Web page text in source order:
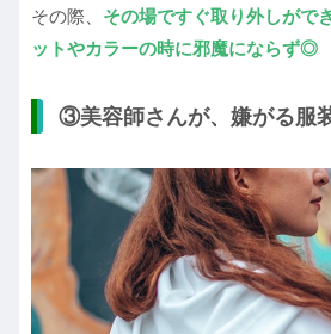
その際、 その場ですぐ取り外しがで
ットやカラーの時に邪魔にならず◎
③美容師さんが、嫌がる服